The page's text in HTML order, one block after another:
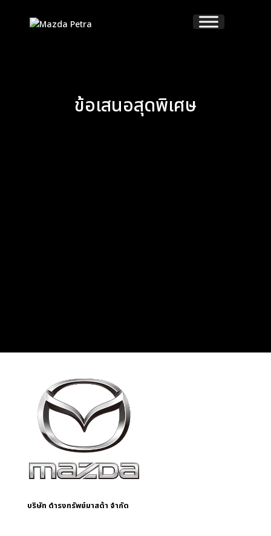
ข้อเสนอสุดพิเศษ
บริษัท ดำรงทรัพย์มาสด้า จำกัด